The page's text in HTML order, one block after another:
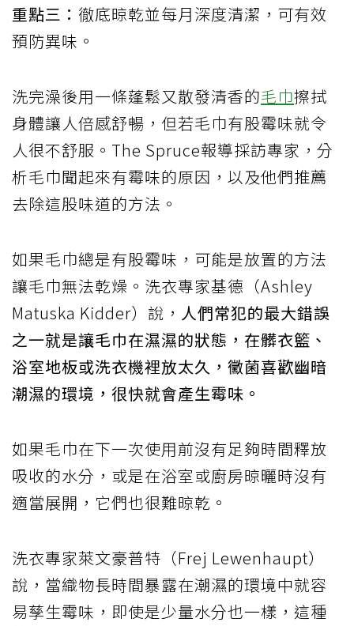
重點三： 徹底晾乾並每月深度清潔，可有效
預防異味。
洗完澡後用一條蓬鬆又散發清香的毛巾擦拭
身體讓人倍感舒暢，但若毛巾有股霉味就令
人很不舒服。The Spruce報導採訪專家，分
析毛巾聞起來有霉味的原因，以及他們推薦
去除這股味道的方法。
如果毛巾總是有股霉味，可能是放置的方法
讓毛巾無法乾燥。洗衣專家基德（Ashley
Matuska Kidder）說， 人們常犯的最大錯誤
之一就是讓毛巾在濕濕的狀態，在髒衣籃、
浴室地板或洗衣機裡放太久，黴菌喜歡幽暗
潮濕的環境，很快就會產生霉味。
如果毛巾在下一次使用前沒有足夠時間釋放
吸收的水分，或是在浴室或廚房晾曬時沒有
適當展開，它們也很難晾乾。
洗衣專家萊文豪普特（Frej Lewenhaupt）
說，當織物長時間暴露在潮濕的環境中就容
易孳生霉味，即使是少量水分也一樣，這種